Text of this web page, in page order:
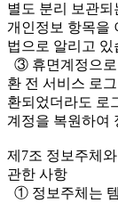
별도 분리 보관
개인정보 항목을
법으로 알리고 있
③ 휴면계정으로
환 전 서비스 로
환되었더라도 로
계정을 복원하여
제7조 정보주체
관한 사항
① 정보주체는